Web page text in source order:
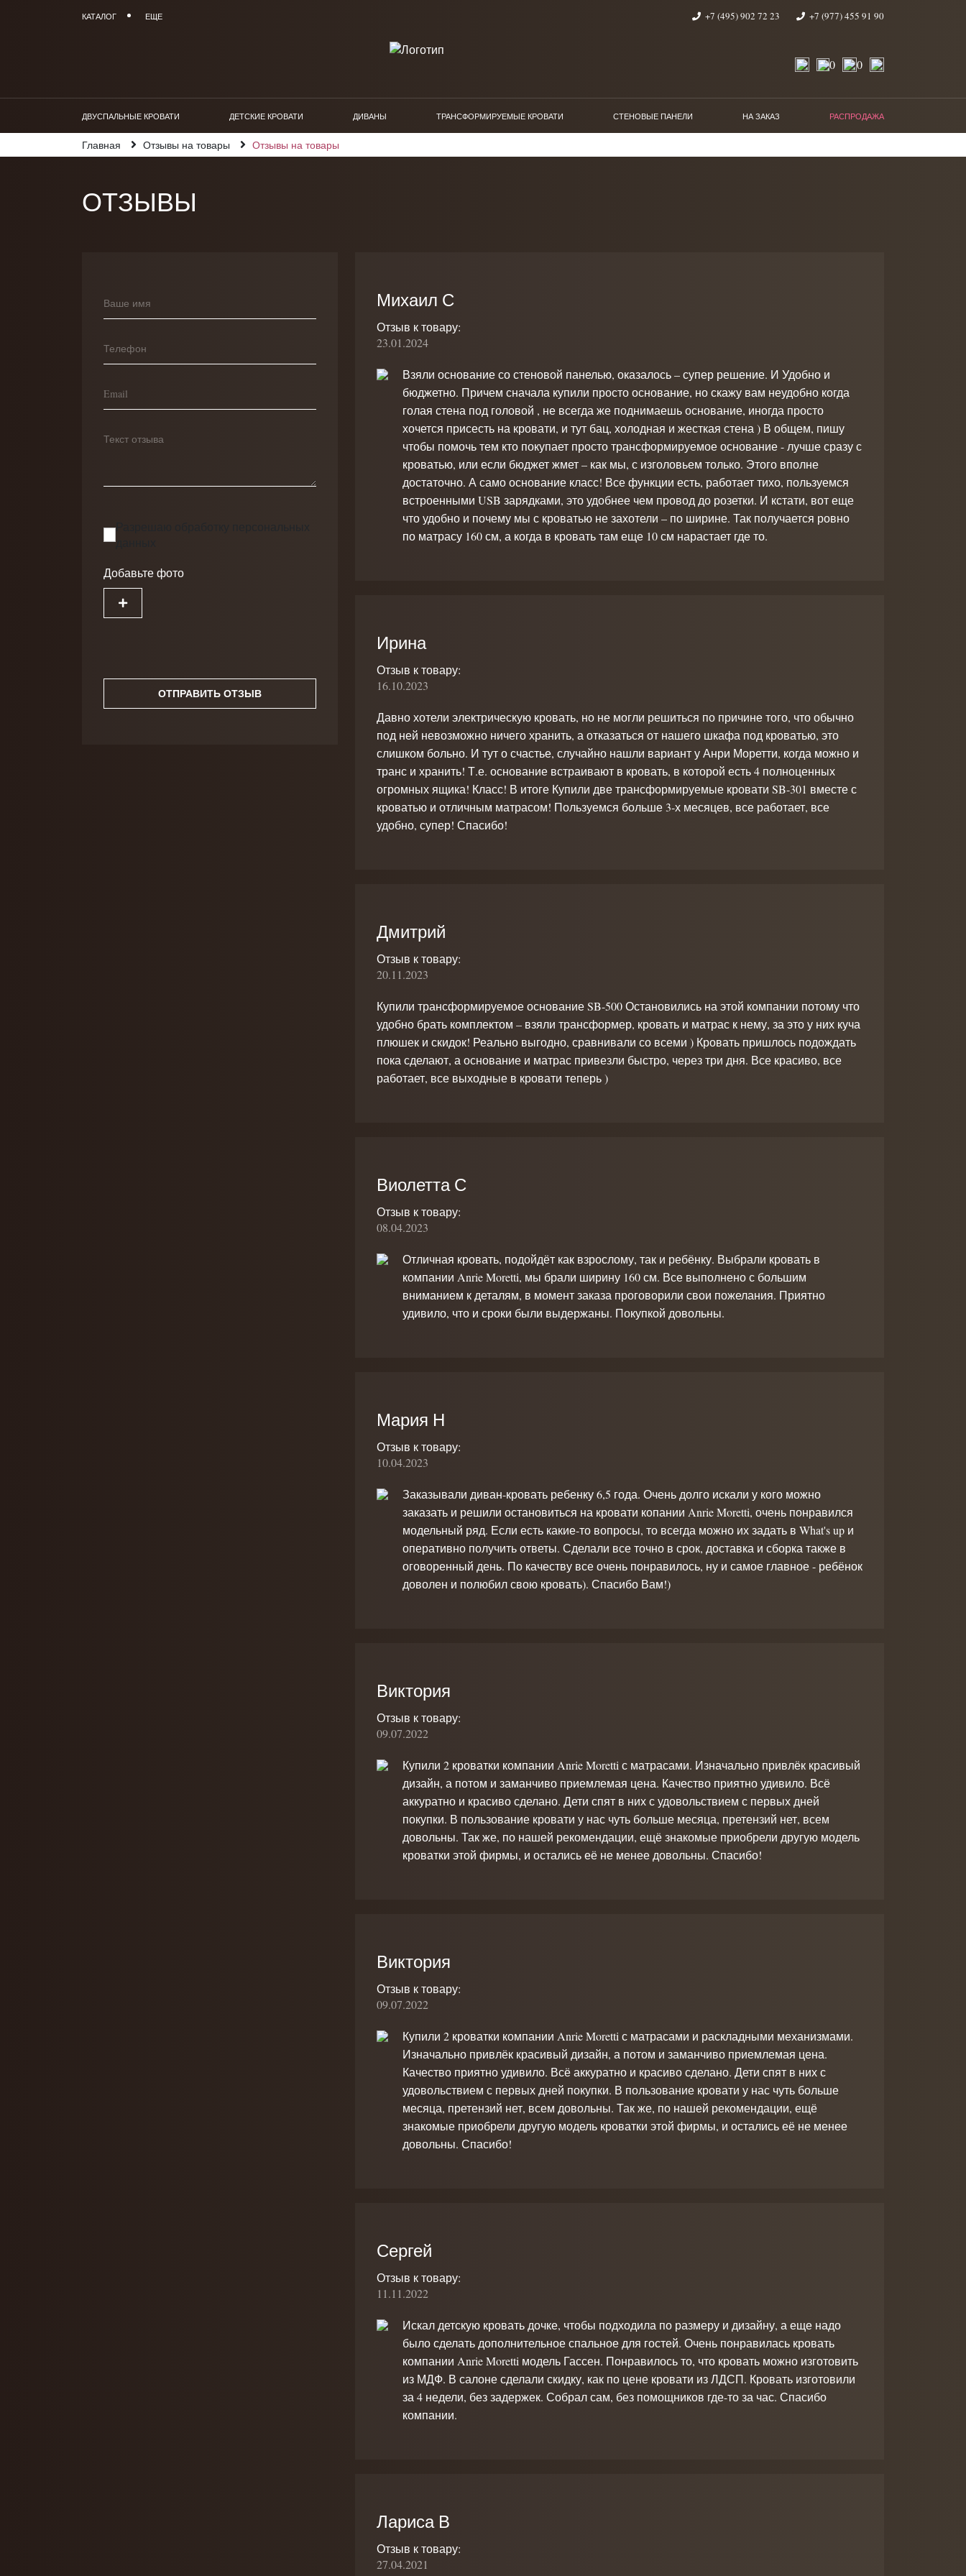
КАТАЛОГ ЕЩЕ +7 (495) 902 72 23 +7 (977) 455 91 90
0 0
ДВУСПАЛЬНЫЕ КРОВАТИ ДЕТСКИЕ КРОВАТИ ДИВАНЫ ТРАНСФОРМИРУЕМЫЕ КРОВАТИ СТЕНОВЫЕ ПАНЕЛИ НА ЗАКАЗ РАСПРОДАЖА
Главная Отзывы на товары Отзывы на товары
ОТЗЫВЫ
Добавьте фото
ОТПРАВИТЬ ОТЗЫВ
Михаил С
Отзыв к товару:
23.01.2024
Взяли основание со стеновой панелью, оказалось – супер решение. И Удобно и
бюджетно. Причем сначала купили просто основание, но скажу вам неудобно когда
голая стена под головой , не всегда же поднимаешь основание, иногда просто
хочется присесть на кровати, и тут бац, холодная и жесткая стена ) В общем, пишу
чтобы помочь тем кто покупает просто трансформируемое основание - лучше сразу с
кроватью, или если бюджет жмет – как мы, с изголовьем только. Этого вполне
достаточно. А само основание класс! Все функции есть, работает тихо, пользуемся
встроенными USB зарядками, это удобнее чем провод до розетки. И кстати, вот еще
что удобно и почему мы с кроватью не захотели – по ширине. Так получается ровно
по матрасу 160 см, а когда в кровать там еще 10 см нарастает где то.
Ирина
Отзыв к товару:
16.10.2023
Давно хотели электрическую кровать, но не могли решиться по причине того, что обычно
под ней невозможно ничего хранить, а отказаться от нашего шкафа под кроватью, это
слишком больно. И тут о счастье, случайно нашли вариант у Анри Моретти, когда можно и
транс и хранить! Т.е. основание встраивают в кровать, в которой есть 4 полноценных
огромных ящика! Класс! В итоге Купили две трансформируемые кровати SB-301 вместе с
кроватью и отличным матрасом! Пользуемся больше 3-х месяцев, все работает, все
удобно, супер! Спасибо!
Дмитрий
Отзыв к товару:
20.11.2023
Купили трансформируемое основание SB-500 Остановились на этой компании потому что
удобно брать комплектом – взяли трансформер, кровать и матрас к нему, за это у них куча
плюшек и скидок! Реально выгодно, сравнивали со всеми ) Кровать пришлось подождать
пока сделают, а основание и матрас привезли быстро, через три дня. Все красиво, все
работает, все выходные в кровати теперь )
Виолетта С
Отзыв к товару:
08.04.2023
Отличная кровать, подойдёт как взрослому, так и ребёнку. Выбрали кровать в
компании Anrie Moretti, мы брали ширину 160 см. Все выполнено с большим
вниманием к деталям, в момент заказа проговорили свои пожелания. Приятно
удивило, что и сроки были выдержаны. Покупкой довольны.
Мария Н
Отзыв к товару:
10.04.2023
Заказывали диван-кровать ребенку 6,5 года. Очень долго искали у кого можно
заказать и решили остановиться на кровати копании Anrie Moretti, очень понравился
модельный ряд. Если есть какие-то вопросы, то всегда можно их задать в What's up и
оперативно получить ответы. Сделали все точно в срок, доставка и сборка также в
оговоренный день. По качеству все очень понравилось, ну и самое главное - ребёнок
доволен и полюбил свою кровать). Спасибо Вам!)
Виктория
Отзыв к товару:
09.07.2022
Купили 2 кроватки компании Anrie Moretti с матрасами. Изначально привлёк красивый
дизайн, а потом и заманчиво приемлемая цена. Качество приятно удивило. Всё
аккуратно и красиво сделано. Дети спят в них с удовольствием с первых дней
покупки. В пользование кровати у нас чуть больше месяца, претензий нет, всем
довольны. Так же, по нашей рекомендации, ещё знакомые приобрели другую модель
кроватки этой фирмы, и остались её не менее довольны. Спасибо!
Виктория
Отзыв к товару:
09.07.2022
Купили 2 кроватки компании Anrie Moretti с матрасами и раскладными механизмами.
Изначально привлёк красивый дизайн, а потом и заманчиво приемлемая цена.
Качество приятно удивило. Всё аккуратно и красиво сделано. Дети спят в них с
удовольствием с первых дней покупки. В пользование кровати у нас чуть больше
месяца, претензий нет, всем довольны. Так же, по нашей рекомендации, ещё
знакомые приобрели другую модель кроватки этой фирмы, и остались её не менее
довольны. Спасибо!
Сергей
Отзыв к товару:
11.11.2022
Искал детскую кровать дочке, чтобы подходила по размеру и дизайну, а еще надо
было сделать дополнительное спальное для гостей. Очень понравилась кровать
компании Anrie Moretti модель Гассен. Понравилось то, что кровать можно изготовить
из МДФ. В салоне сделали скидку, как по цене кровати из ЛДСП. Кровать изготовили
за 4 недели, без задержек. Собрал сам, без помощников где-то за час. Спасибо
компании.
Лариса В
Отзыв к товару:
27.04.2021